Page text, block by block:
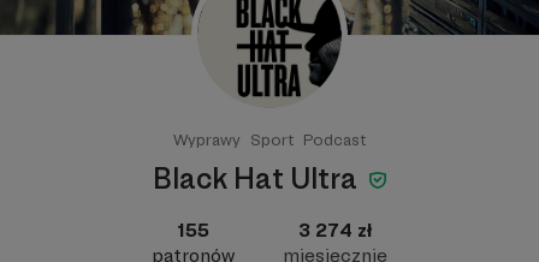
Wyprawy Sport Podcast
Black Hat Ultra
155
patronów
3 274 zł
miesięcznie